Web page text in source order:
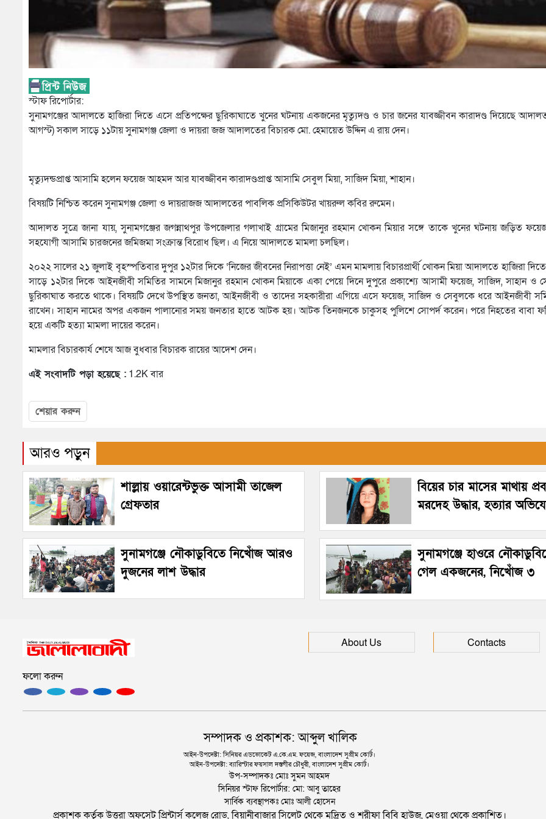
স্টাফ রিপোর্টার:
সুনামগঞ্জের আদালতে হাজিরা দিতে এসে প্রতিপক্ষের ছুরিকাঘাতে খুনের ঘটনায় একজনের মৃত্যুদণ্ড ও চার জনের যাবজ্জীবন কারাদণ্ড দিয়েছে
আগস্ট) সকাল সাড়ে ১১টায় সুনামগঞ্জ জেলা ও দায়রা জজ আদালতের বিচারক মো. হেমায়েত উদ্দিন এ রায় দেন।
মৃত্যুদন্ডপ্রাপ্ত আসামি হলেন ফয়েজ আহমদ আর যাবজ্জীবন কারাদণ্ডপ্রাপ্ত আসামি সেবুল মিয়া, সাজিদ মিয়া, শাহান।
বিষয়টি নিশ্চিত করেন সুনামগঞ্জ জেলা ও দায়রাজজ আদালতের পাবলিক প্রসিকিউটর খায়রুল কবির রুমেন।
আদালত সুত্রে জানা যায়, সুনামগঞ্জের জগন্নাথপুর উপজেলার গলাখাই গ্রামের মিজানুর রহমান খোকন মিয়ার সঙ্গে তাকে খুনের ঘটনায় জড়িত
সহযোগী আসামি চারজনের জমিজমা সংক্রান্ত বিরোধ ছিল। এ নিয়ে আদালতে মামলা চলছিল।
২০২২ সালের ২১ জুলাই বৃহস্পতিবার দুপুর ১২টার দিকে ‘নিজের জীবনের নিরাপত্তা নেই’ এমন মামলায় বিচারপ্রার্থী খোকন মিয়া আদালতে হাজিরা
সাড়ে ১২টার দিকে আইনজীবী সমিতির সামনে মিজানুর রহমান খোকন মিয়াকে একা পেয়ে দিনে দুপুরে প্রকাশ্যে আসামী ফয়েজ, সাজিদ, সাহান ও
ছুরিকাঘাত করতে থাকে। বিষয়টি দেখে উপস্থিত জনতা, আইনজীবী ও তাদের সহকারীরা এগিয়ে এসে ফয়েজ, সাজিদ ও সেবুলকে ধরে আইনজীবী
রাখেন। সাহান নামের অপর একজন পালানোর সময় জনতার হাতে আটক হয়। আটক তিনজনকে চাকুসহ পুলিশে সোপর্দ করেন। পরে নিহতের বাবা
হয়ে একটি হত্যা মামলা দায়ের করেন।
মামলার বিচারকার্য শেষে আজ বুধবার বিচারক রায়ের আদেশ দেন।
এই সংবাদটি পড়া হয়েছে : 1.2K বার
শেয়ার করুন
আরও পড়ুন
শাল্লায় ওয়ারেন্টভুক্ত আসামী তাজেল
গ্রেফতার
বিয়ের চার মাসের মাথায়
মরদেহ উদ্ধার, হত্যার
সুনামগঞ্জে নৌকাডুবিতে নিখোঁজ আরও
দুজনের লাশ উদ্ধার
সুনামগঞ্জে হাওরে
গেল একজনের, নিখোঁজ ৩
ফলো করুন
About Us Contacts
সম্পাদক ও প্রকাশক: আব্দুল খালিক
আইন-উপদেষ্টা: সিনিয়র এডভোকেট এ.কে.এম. ফয়েজ, বাংলাদেশ সুপ্রীম কোর্ট।
আইন-উপদেষ্টা: ব্যারিস্টার ফয়সাল দস্তগীর চৌধুরী, বাংলাদেশ সুপ্রীম কোর্ট।
উপ-সম্পাদকঃ মোঃ সুমন আহমদ
সিনিয়র স্টাফ রিপোর্টার: মো: আবু তাহের
সার্বিক ব্যবস্থাপকঃ মোঃ আলী হোসেন
প্রকাশক কর্তৃক উত্তরা অফসেট প্রিন্টার্স কলেজ রোড, বিয়ানীবাজার সিলেট থেকে মুদ্রিত ও শরীফা বিবি হাউজ, মেওয়া থেকে প্রকাশিত।